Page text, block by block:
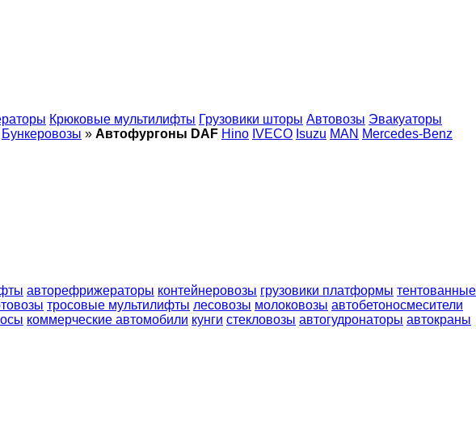
Крюковые мультилифты Грузовики шторы Автовозы Эвакуаторы
Бункеровозы » Автофургоны DAF Hino IVECO Isuzu MAN Mercedes-Benz
авторефрижераторы контейнеровозы грузовики платформы тентованные
тросовые мультилифты лесовозы молоковозы автобетоносмесители
коммерческие автомобили кунги стекловозы автогудронаторы автокраны